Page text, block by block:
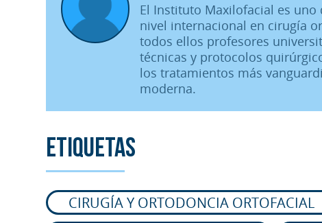
El Instituto Maxilofacial es
nivel internacional en cirugía
todos ellos profesores
técnicas y protocolos
los tratamientos más
moderna.
Etiquetas
CIRUGÍA Y ORTODONCIA ORTOFACIAL